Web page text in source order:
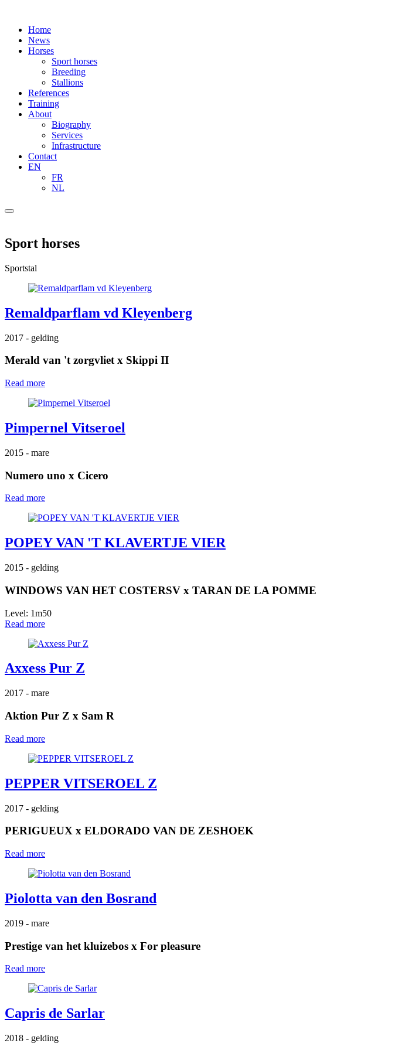
Home
News
Horses
Sport horses
Breeding
Stallions
References
Training
About
Biography
Services
Infrastructure
Contact
EN
FR
NL
Sport horses
Sportstal
Remaldparflam vd Kleyenberg
2017 - gelding
Merald van 't zorgvlietx Skippi II
Read more
Pimpernel Vitseroel
2015 - mare
Numero uno x Cicero
Read more
POPEY VAN 'T KLAVERTJE VIER
2015 - gelding
WINDOWS VAN HET COSTERSV x TARAN DE LA POMME
Level: 1m50
Read more
Axxess Pur Z
2017 - mare
Aktion Pur Z x Sam R
Read more
PEPPER VITSEROEL Z
2017 - gelding
PERIGUEUX x ELDORADO VAN DE ZESHOEK
Read more
Piolotta van den Bosrand
2019 - mare
Prestige van het kluizebos x For pleasure
Read more
Capris de Sarlar
2018 - gelding